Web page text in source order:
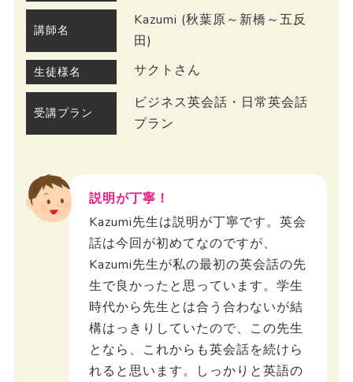
講師名
Kazumi (秋葉原～新橋～五反
田)
生徒様名 サクトさん
受講プラン
ビジネス英会話・日常英会話
プラン
説明が丁寧！
Kazumi先生は説明が丁寧です。英会
話は今回が初めてなのですが、
Kazumi先生が私の最初の英会話の先
生で良かったと思っています。学生
時代から先生とは合う合わないが結
構はっきりしていたので、この先生
となら、これからも英会話を続けら
れると思います。しっかりと英語の